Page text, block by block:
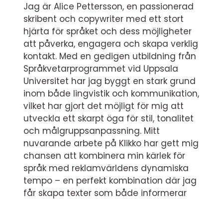
Jag är Alice Pettersson, en passionerad
skribent och copywriter med ett stort
hjärta för språket och dess möjligheter
att påverka, engagera och skapa verklig
kontakt. Med en gedigen utbildning från
Språkvetarprogrammet vid Uppsala
Universitet har jag byggt en stark grund
inom både lingvistik och kommunikation,
vilket har gjort det möjligt för mig att
utveckla ett skarpt öga för stil, tonalitet
och målgruppsanpassning. Mitt
nuvarande arbete på Klikko har gett mig
chansen att kombinera min kärlek för
språk med reklamvärldens dynamiska
tempo – en perfekt kombination där jag
får skapa texter som både informerar